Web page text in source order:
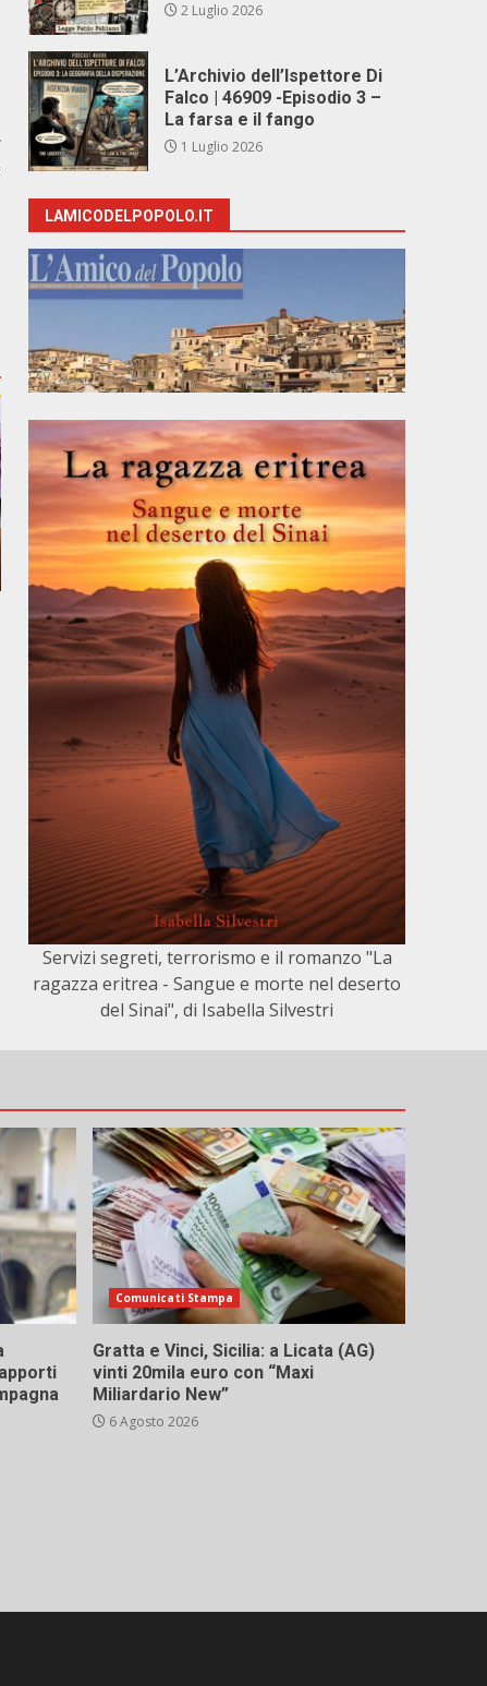
2 Luglio 2026
L’Archivio dell’Ispettore Di
Falco | 46909 -Episodio 3 –
La farsa e il fango
1 Luglio 2026
LAMICODELPOPOLO.IT
Servizi segreti, terrorismo e il romanzo "La
ragazza eritrea - Sangue e morte nel deserto
del Sinai", di Isabella Silvestri
Comunicati Stampa
Gratta e Vinci, Sicilia: a Licata (AG)
vinti 20mila euro con “Maxi
Miliardario New”
6 Agosto 2026